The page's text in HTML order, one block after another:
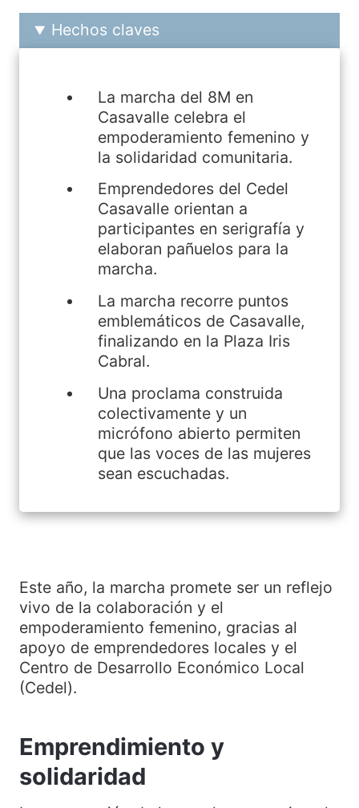
Hechos claves
La marcha del 8M en
Casavalle celebra el
empoderamiento femenino y
la solidaridad comunitaria.
Emprendedores del Cedel
Casavalle orientan a
participantes en serigrafía y
elaboran pañuelos para la
marcha.
La marcha recorre puntos
emblemáticos de Casavalle,
finalizando en la Plaza Iris
Cabral.
Una proclama construida
colectivamente y un
micrófono abierto permiten
que las voces de las mujeres
sean escuchadas.
Este año, la marcha promete ser un reflejo
vivo de la colaboración y el
empoderamiento femenino, gracias al
apoyo de emprendedores locales y el
Centro de Desarrollo Económico Local
(Cedel).
Emprendimiento y
solidaridad